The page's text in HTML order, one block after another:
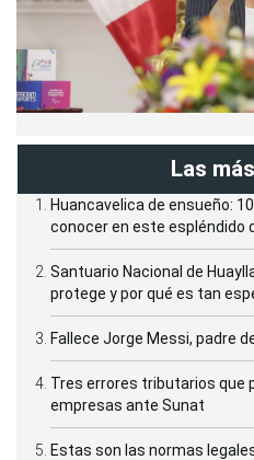
Las
Huancavelica de ensueño:
conocer en este espléndido
Santuario Nacional de
protege y por qué es tan
Fallece Jorge Messi, padre
Tres errores tributarios que
empresas ante Sunat
Estas son las normas